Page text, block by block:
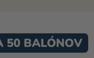
50 BALÓNOV